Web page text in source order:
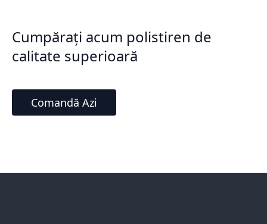
Cumpărați acum polistiren de
calitate superioară
Comandă Azi